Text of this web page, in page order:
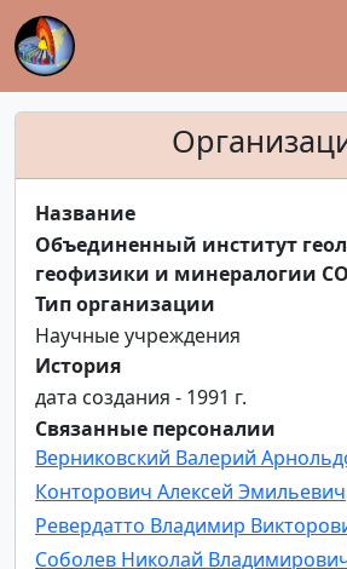
Название
Объединенный институт
геофизики и минералогии
Тип организации
Научные учреждения
История
дата создания - 1991 г.
Связанные персоналии
Верниковский Валерий
Конторович Алексей Эмильевич
Ревердатто Владимир
Соболев Николай